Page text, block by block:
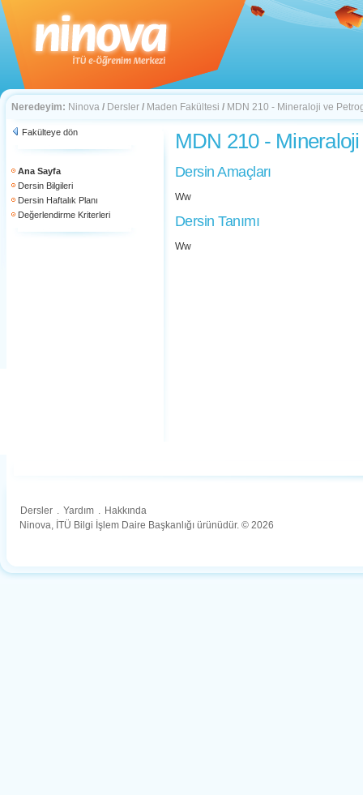
Neredeyim: Ninova / Dersler / Maden Fakültesi / MDN 210 - Mineraloji ve
Fakülteye dön
Ana Sayfa
Dersin Bilgileri
Dersin Haftalık Planı
Değerlendirme Kriterleri
MDN 210 -
Dersin Amaçları
Ww
Dersin Tanımı
Ww
Dersler . Yardım . Hakkında
Ninova, İTÜ Bilgi İşlem Daire Başkanlığı ürünüdür. © 2026